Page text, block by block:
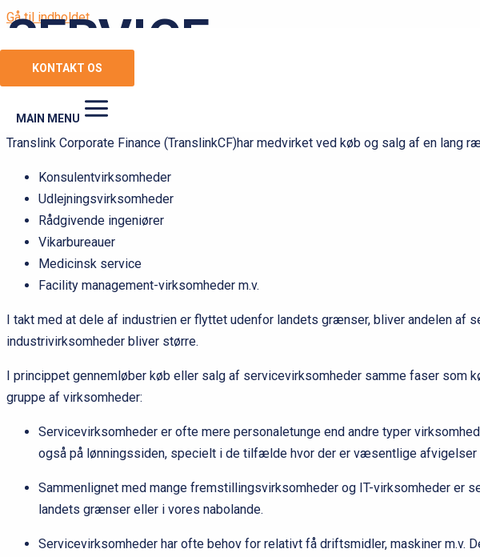
Gå til indholdet
KONTAKT OS
MAIN MENU
SERVICE
KØB OG SALG AF SERVICE-
Translink Corporate Finance (TranslinkCF)har medvirket ved køb og salg af en lang
Konsulentvirksomheder
Udlejningsvirksomheder
Rådgivende ingeniører
Vikarbureauer
Medicinsk service
Facility management-virksomheder m.v.
I takt med at dele af industrien er flyttet udenfor landets grænser, bliver andelen
industrivirksomheder bliver større.
I princippet gennemløber køb eller salg af servicevirksomheder samme faser
gruppe af virksomheder:
Servicevirksomheder er ofte mere personaletunge end andre typer
også på lønningssiden, specielt i de tilfælde hvor der er væsentlige
Sammenlignet med mange fremstillingsvirksomheder og IT-virksomheder er
landets grænser eller i vores nabolande.
Servicevirksomheder har ofte behov for relativt få driftsmidler, maskiner m.v.